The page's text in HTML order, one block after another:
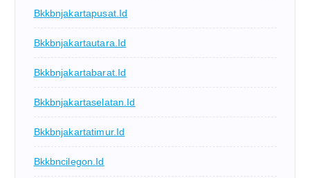
Bkkbnjakartapusat.id
Bkkbnjakartautara.id
Bkkbnjakartabarat.id
Bkkbnjakartaselatan.id
Bkkbnjakartatimur.id
Bkkbncilegon.id